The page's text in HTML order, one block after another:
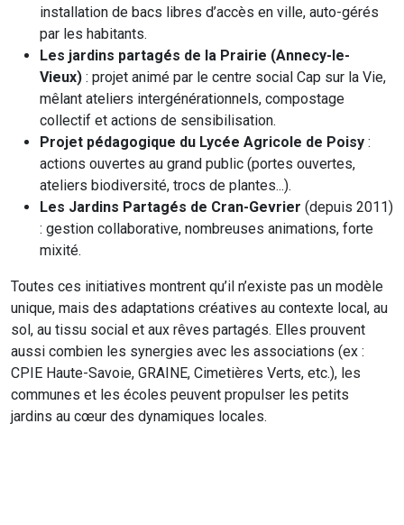
installation de bacs libres d’accès en ville, auto-gérés
par les habitants.
Les jardins partagés de la Prairie (Annecy-le-
Vieux) : projet animé par le centre social Cap sur la Vie,
mêlant ateliers intergénérationnels, compostage
collectif et actions de sensibilisation.
Projet pédagogique du Lycée Agricole de Poisy :
actions ouvertes au grand public (portes ouvertes,
ateliers biodiversité, trocs de plantes...).
Les Jardins Partagés de Cran-Gevrier (depuis 2011)
: gestion collaborative, nombreuses animations, forte
mixité.
Toutes ces initiatives montrent qu’il n’existe pas un modèle
unique, mais des adaptations créatives au contexte local, au
sol, au tissu social et aux rêves partagés. Elles prouvent
aussi combien les synergies avec les associations (ex :
CPIE Haute-Savoie, GRAINE, Cimetières Verts, etc.), les
communes et les écoles peuvent propulser les petits
jardins au cœur des dynamiques locales.